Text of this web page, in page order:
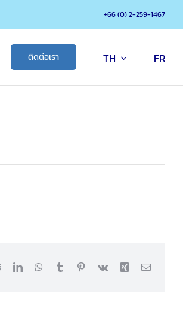
+66 (0) 2-259-1467
ติดต่อเรา TH FR
RedditLinkedInWhatsApp
Tumblr Pinterest
Vk Xing Email